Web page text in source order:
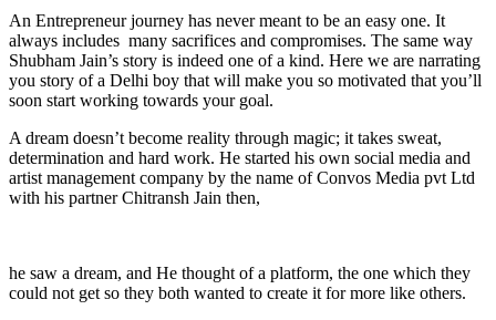
An Entrepreneur journey has never meant to be an easy one. It
always includes many sacrifices and compromises. The same way
Shubham Jain’s story is indeed one of a kind. Here we are narrating
you story of a Delhi boy that will make you so motivated that you’ll
soon start working towards your goal.
A dream doesn’t become reality through magic; it takes sweat,
determination and hard work. He started his own social media and
artist management company by the name of Convos Media pvt Ltd
with his partner Chitransh Jain then,
he saw a dream, and He thought of a platform, the one which they
could not get so they both wanted to create it for more like others.